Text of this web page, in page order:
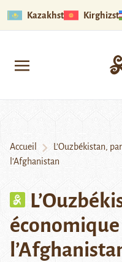
Kazakhstan
Accueil
L’Ouzbékistan,
l’Afghanistan